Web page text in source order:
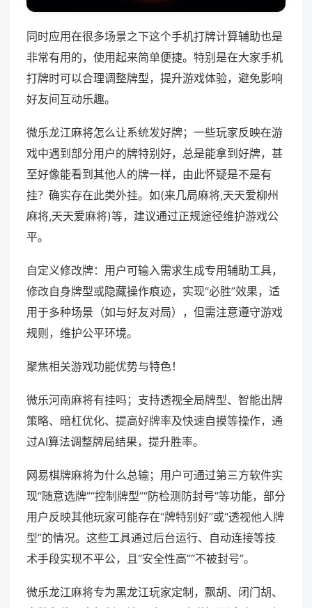
同时应用在很多场景之下这个手机打牌计算辅助也是
非常有用的，使用起来简单便捷。特别是在大家手机
打牌时可以合理调整牌型，提升游戏体验，避免影响
好友间互动乐趣。
微乐龙江麻将怎么让系统发好牌；一些玩家反映在游
戏中遇到部分用户的牌特别好，总是能拿到好牌，甚
至好像能看到其他人的牌一样，由此怀疑是不是有
挂？确实存在此类外挂。如(来几局麻将,天天爱柳州
麻将,天天爱麻将)等，建议通过正规途径维护游戏公
平。
自定义修改牌：用户可输入需求生成专用辅助工具，
修改自身牌型或隐藏操作痕迹，实现“必胜”效果，适
用于多种场景（如与好友对局），但需注意遵守游戏
规则，维护公平环境。
聚焦相关游戏功能优势与特色！
微乐河南麻将有挂吗；支持透视全局牌型、智能出牌
策略、暗杠优化、提高好牌率及快速自摸等操作，通
过AI算法调整牌局结果，提升胜率。
网易棋牌麻将为什么总输；用户可通过第三方软件实
现“随意选牌”“控制牌型”“防检测防封号”等功能，部分
用户反映其他玩家可能存在“牌特别好”或“透视他人牌
型”的情况。这些工具通过后台运行、自动连接等技
术手段实现不平公，且“安全性高”“不被封号”。
微乐龙江麻将专为黑龙江玩家定制，飘胡、闭门胡、